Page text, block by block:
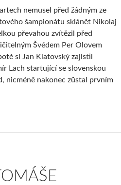
nemusel před žádným ze
šampionátu sklánět Nikolaj
převahou zvítězil před
Švédem Per Olovem
si Jan Klatovský zajistil
Lach startující se slovenskou
nicméně nakonec zůstal prvním